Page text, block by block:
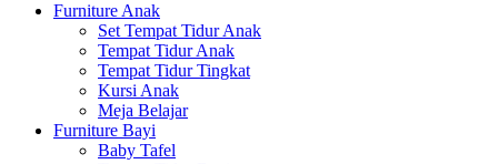
Furniture Anak
Set Tempat Tidur Anak
Tempat Tidur Anak
Tempat Tidur Tingkat
Kursi Anak
Meja Belajar
Furniture Bayi
Baby Tafel